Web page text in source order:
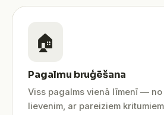
🏠
Pagalmu bruģēšana
Viss pagalms vienā līmenī —
lievenim, ar pareiziem